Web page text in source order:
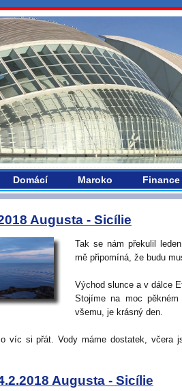
Domácí Maroko
Augusta - Sicílie
Tak se nám překulil
mě připomíná, že budu
Východ slunce a v dálce
Stojíme na moc
všemu, je krásný den.
víc si přát. Vody máme dostatek, včera
Augusta - Sicílie